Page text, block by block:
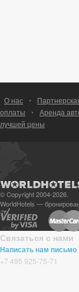
О нас •
оплаты
• Аренда
лучшей цены
© Copyright 2004-2026.
WorldHotels —
Связаться с нами
Написать нам письмо
+7 495 925-75-71